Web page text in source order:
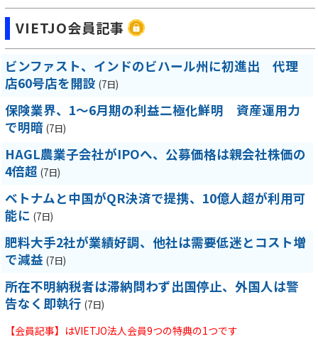
VIETJO会員記事
ビンファスト、インドのビハール州に初進出 代理
店60号店を開設 (7日)
保険業界、1～6月期の利益二極化鮮明 資産運用力
で明暗 (7日)
HAGL農業子会社がIPOへ、公募価格は親会社株価の
4倍超 (7日)
ベトナムと中国がQR決済で提携、10億人超が利用可
能に (7日)
肥料大手2社が業績好調、他社は需要低迷とコスト増
で減益 (7日)
所在不明納税者は滞納問わず出国停止、外国人は警
告なく即執行 (7日)
【会員記事】はVIETJO法人会員9つの特典の1つです